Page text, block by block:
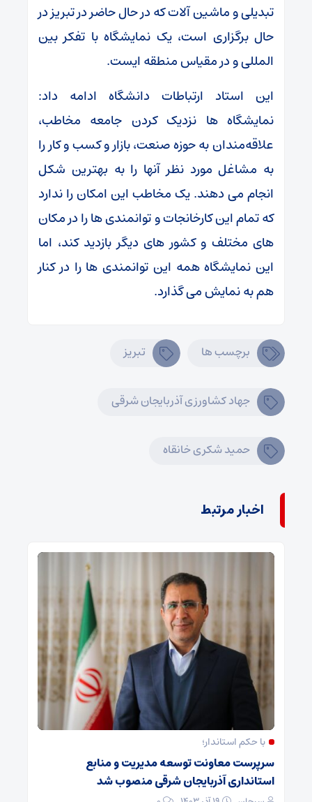
تبدیلی و ماشین آلات که در حال حاضر در تبریز در
حال برگزاری است، یک نمایشگاه با تفکر بین
المللی و در مقیاس منطقه ایست.
این استاد ارتباطات دانشگاه ادامه داد:
نمایشگاه ها نزدیک کردن جامعه مخاطب،
علاقه‌مندان به حوزه صنعت، بازار و کسب و کار را
به مشاغل مورد نظر آنها را به بهترین شکل
انجام می دهند. یک مخاطب این امکان را ندارد
که تمام این کارخانجات و توانمندی ها را در مکان
های مختلف و کشور های دیگر بازدید کند، اما
این نمایشگاه همه این توانمندی ها را در کنار
هم به نمایش می گذارد.
برچسب ها تبریز
جهاد کشاورزی آذربایجان شرقی
حمید شکری خانقاه
اخبار مرتبط
با حکم استاندار؛
سرپرست معاونت توسعه مدیریت و منابع
استانداری آذربایجان شرقی منصوب شد